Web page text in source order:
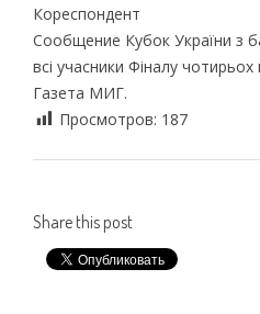
Кореспондент
Сообщение Кубок України з
всі учасники Фіналу
Газета МИГ.
Просмотров: 187
Share this post